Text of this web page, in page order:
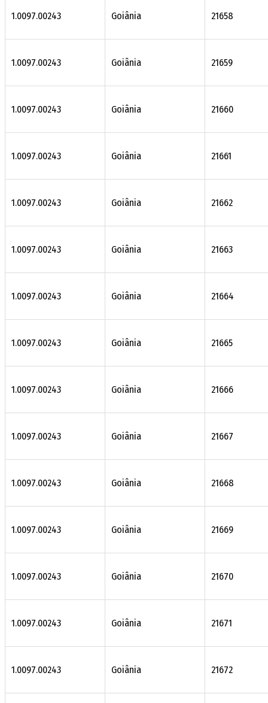
1.0097.00243 Goiânia 21658
1.0097.00243 Goiânia 21659
1.0097.00243 Goiânia 21660
1.0097.00243 Goiânia 21661
1.0097.00243 Goiânia 21662
1.0097.00243 Goiânia 21663
1.0097.00243 Goiânia 21664
1.0097.00243 Goiânia 21665
1.0097.00243 Goiânia 21666
1.0097.00243 Goiânia 21667
1.0097.00243 Goiânia 21668
1.0097.00243 Goiânia 21669
1.0097.00243 Goiânia 21670
1.0097.00243 Goiânia 21671
1.0097.00243 Goiânia 21672